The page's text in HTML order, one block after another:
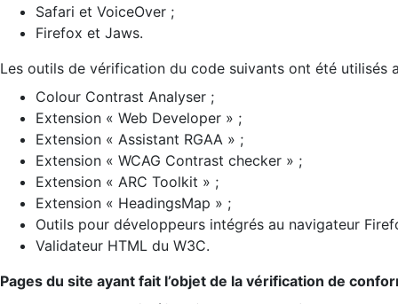
Safari et VoiceOver ;
Firefox et Jaws.
Les outils de vérification du code suivants ont été utilisés
Colour Contrast Analyser ;
Extension « Web Developer » ;
Extension « Assistant RGAA » ;
Extension « WCAG Contrast checker » ;
Extension « ARC Toolkit » ;
Extension « HeadingsMap » ;
Outils pour développeurs intégrés au navigateur
Validateur HTML du W3C.
Pages du site ayant fait l’objet de la vérification de